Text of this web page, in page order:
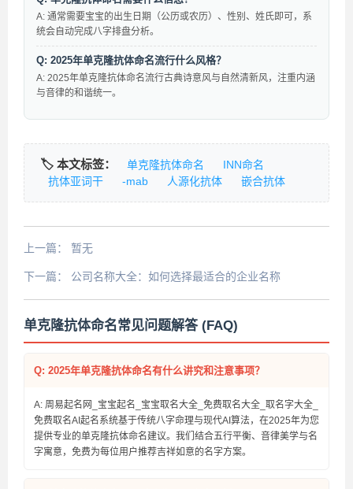
A: 通常需要宝宝的出生日期（公历或农历）、性别、姓氏即可，系
统会自动完成八字排盘分析。
Q: 2025年单克隆抗体命名流行什么风格？
A: 2025年单克隆抗体命名流行古典诗意风与自然清新风，注重内涵
与音律的和谐统一。
🏷️ 本文标签： 单克隆抗体命名
INN命名
抗体亚词干
-mab 人源化抗体 嵌合抗体
上一篇： 暂无
下一篇： 公司名称大全：如何选择最适合的企业名称
单克隆抗体命名常见问题解答 (FAQ)
Q: 2025年单克隆抗体命名有什么讲究和注意事项？
A: 周易起名网_宝宝起名_宝宝取名大全_免费取名大全_取名字大全_
免费取名AI起名系统基于传统八字命理与现代AI算法，在2025年为您
提供专业的单克隆抗体命名建议。我们结合五行平衡、音律美学与名
字寓意，免费为每位用户推荐吉祥如意的名字方案。